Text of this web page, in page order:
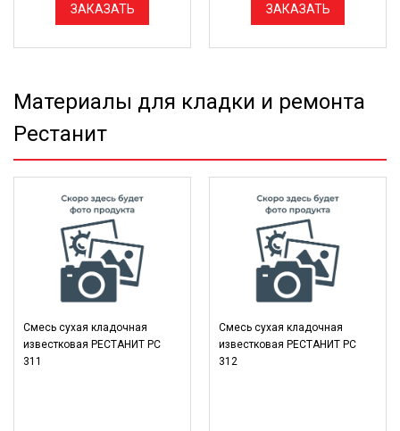
ЗАКАЗАТЬ ЗАКАЗАТЬ
Материалы для кладки и ремонта
Рестанит
Смесь сухая кладочная
известковая РЕСТАНИТ РС
311
Смесь сухая кладочная
известковая РЕСТАНИТ РС
312